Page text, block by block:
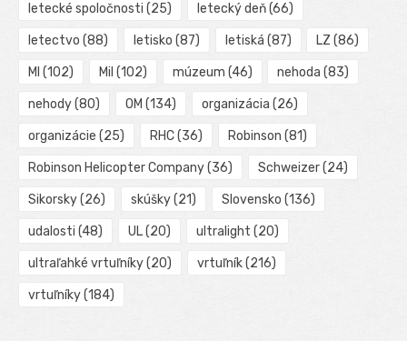
letecké spoločnosti (25) letecký deň(66)
letectvo (88) letisko (87) letiská (87) LZ (86)
MI (102) Mil (102) múzeum (46) nehoda (83)
nehody(80) OM (134) organizácia (26)
organizácie (25) RHC(36) Robinson (81)
Robinson Helicopter Company(36) Schweizer(24)
Sikorsky(26) skúšky(21) Slovensko (136)
udalosti (48) UL(20) ultralight (20)
ultraľahké vrtuľníky(20) vrtuľník(216)
vrtuľníky(184)